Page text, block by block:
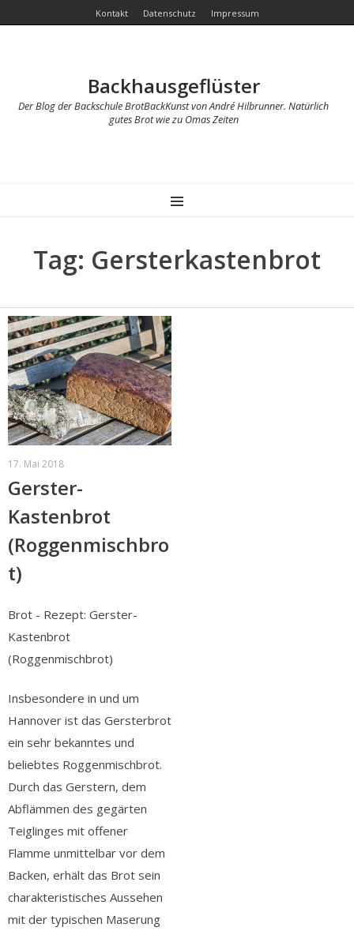
Kontakt Datenschutz Impressum
Backhausgeflüster
Der Blog der Backschule BrotBackKunst von André Hilbrunner. Natürlich
gutes Brot wie zu Omas Zeiten
MENU
Tag: Gersterkastenbrot
17. Mai 2018
Gerster-
Kastenbrot
(Roggenmischbro
t)
Brot - Rezept: Gerster-
Kastenbrot
(Roggenmischbrot)
Insbesondere in und um
Hannover ist das Gersterbrot
ein sehr bekanntes und
beliebtes Roggenmischbrot.
Durch das Gerstern, dem
Abflämmen des gegärten
Teiglinges mit offener
Flamme unmittelbar vor dem
Backen, erhält das Brot sein
charakteristisches Aussehen
mit der typischen Maserung